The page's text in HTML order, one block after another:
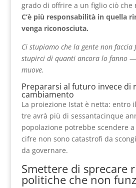
grado di offrire a un figlio ciò che
C’è più responsabilità in quella
venga riconosciuta.
Ci stupiamo che la gente non
stupirci di quanti ancora lo fanno —
muove.
Prepararsi al futuro invece di
cambiamento
La proiezione Istat è netta: entro
tre avrà più di sessantacinque
popolazione potrebbe scendere
cifre non sono catastrofi da
da governare.
Smettere di sprecare
politiche che non